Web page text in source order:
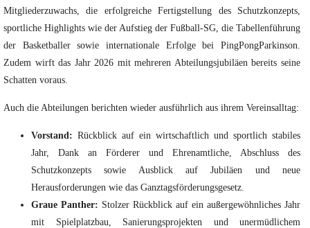
Mitgliederzuwachs, die erfolgreiche Fertigstellung des Schutzkonzepts,
sportliche Highlights wie der Aufstieg der Fußball-SG, die Tabellenführung
der Basketballer sowie internationale Erfolge bei PingPongParkinson.
Zudem wirft das Jahr 2026 mit mehreren Abteilungsjubiläen bereits seine
Schatten voraus.
Auch die Abteilungen berichten wieder ausführlich aus ihrem Vereinsalltag:
Vorstand: Rückblick auf ein wirtschaftlich und sportlich stabiles
Jahr, Dank an Förderer und Ehrenamtliche, Abschluss des
Schutzkonzepts sowie Ausblick auf Jubiläen und neue
Herausforderungen wie das Ganztagsförderungsgesetz.
Graue Panther: Stolzer Rückblick auf ein außergewöhnliches Jahr
mit Spielplatzbau, Sanierungsprojekten und unermüdlichem